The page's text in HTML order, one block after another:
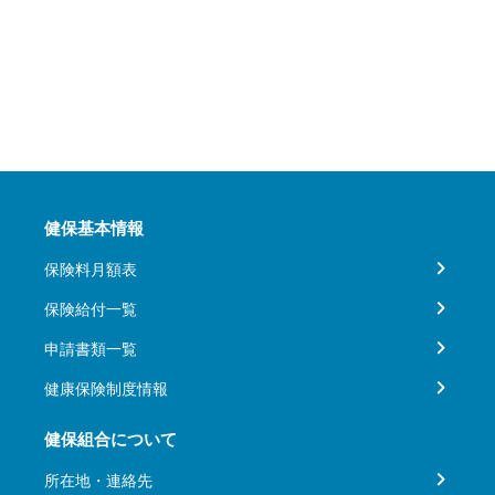
健保基本情報
保険料月額表
保険給付一覧
申請書類一覧
健康保険制度情報
健保組合について
所在地・連絡先